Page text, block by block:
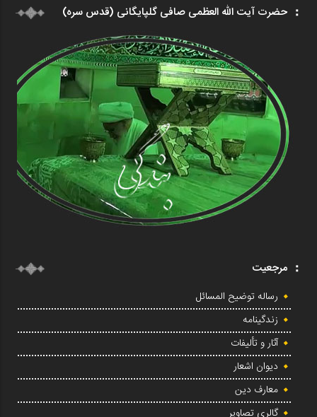
حضرت آیت الله العظمی صافی گلپایگانی (قدس سره)
مرجعیت
رساله توضیح المسائل
زندگینامه
آثار و تألیفات
دیوان اشعار
معارف دین
گالری تصاویر